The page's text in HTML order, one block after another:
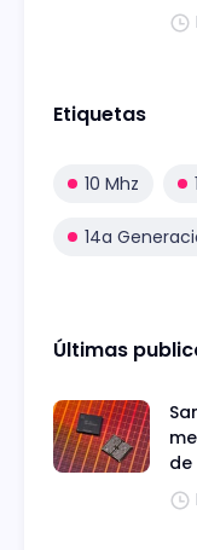
Etiquetas
10 Mhz
14a
Últimas
de